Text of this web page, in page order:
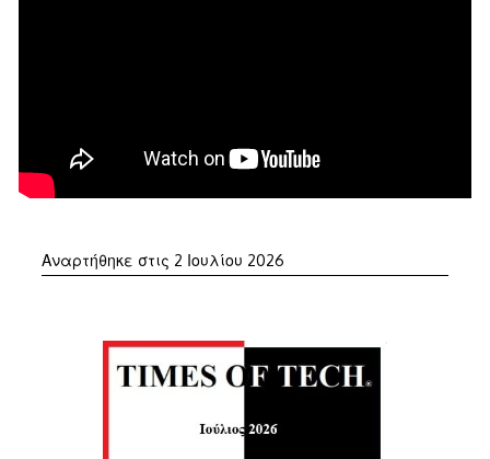
Αναρτήθηκε στις 2 Ιουλίου 2026